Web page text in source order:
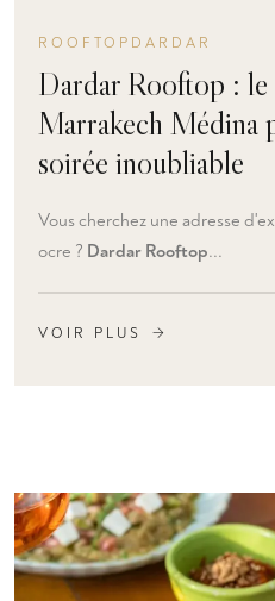
ROOFTOPDARDAR
Dardar Rooftop :
Marrakech Médina
soirée inoubliable
Vous cherchez une adresse
ocre ? Dardar Rooftop...
VOIR PLUS